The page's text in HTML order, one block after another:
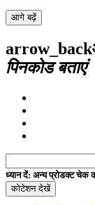
आगे बढ़ें
arrow_back
पिनकोड बताएं
ध्यान दें: अन्य प्रोडक्ट चेक
कोटेशन देखें